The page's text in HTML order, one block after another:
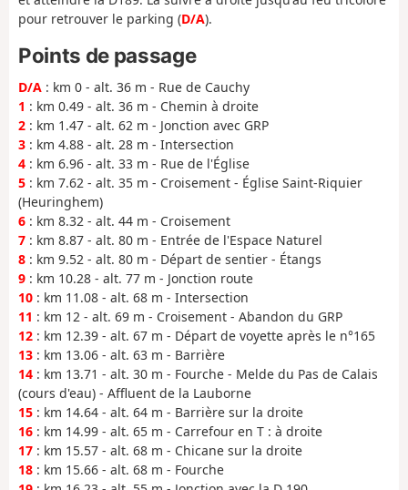
pour retrouver le parking (D/A).
Points de passage
D/A : km 0 - alt. 36 m - Rue de Cauchy
1 : km 0.49 - alt. 36 m - Chemin à droite
2 : km 1.47 - alt. 62 m - Jonction avec GRP
3 : km 4.88 - alt. 28 m - Intersection
4 : km 6.96 - alt. 33 m - Rue de l'Église
5 : km 7.62 - alt. 35 m - Croisement - Église Saint-Riquier
(Heuringhem)
6 : km 8.32 - alt. 44 m - Croisement
7 : km 8.87 - alt. 80 m - Entrée de l'Espace Naturel
8 : km 9.52 - alt. 80 m - Départ de sentier - Étangs
9 : km 10.28 - alt. 77 m - Jonction route
10 : km 11.08 - alt. 68 m - Intersection
11 : km 12 - alt. 69 m - Croisement - Abandon du GRP
12 : km 12.39 - alt. 67 m - Départ de voyette après le n°165
13 : km 13.06 - alt. 63 m - Barrière
14 : km 13.71 - alt. 30 m - Fourche - Melde du Pas de Calais
(cours d'eau) - Affluent de la Lauborne
15 : km 14.64 - alt. 64 m - Barrière sur la droite
16 : km 14.99 - alt. 65 m - Carrefour en T : à droite
17 : km 15.57 - alt. 68 m - Chicane sur la droite
18 : km 15.66 - alt. 68 m - Fourche